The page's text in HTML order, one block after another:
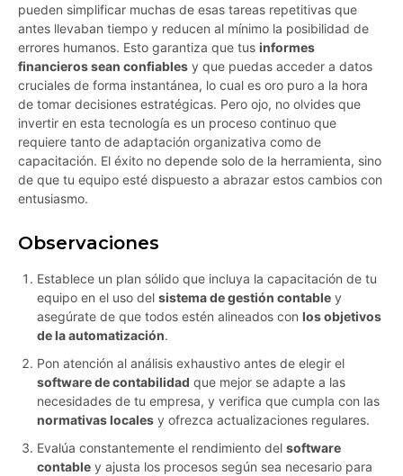
pueden simplificar muchas de esas tareas repetitivas que
antes llevaban tiempo y reducen al mínimo la posibilidad de
errores humanos. Esto garantiza que tus informes
financieros sean confiables y que puedas acceder a datos
cruciales de forma instantánea, lo cual es oro puro a la hora
de tomar decisiones estratégicas. Pero ojo, no olvides que
invertir en esta tecnología es un proceso continuo que
requiere tanto de adaptación organizativa como de
capacitación. El éxito no depende solo de la herramienta, sino
de que tu equipo esté dispuesto a abrazar estos cambios con
entusiasmo.
Observaciones
Establece un plan sólido que incluya la capacitación de tu
equipo en el uso del sistema de gestión contable y
asegúrate de que todos estén alineados con los objetivos
de la automatización.
Pon atención al análisis exhaustivo antes de elegir el
software de contabilidad que mejor se adapte a las
necesidades de tu empresa, y verifica que cumpla con las
normativas locales y ofrezca actualizaciones regulares.
Evalúa constantemente el rendimiento del software
contable y ajusta los procesos según sea necesario para